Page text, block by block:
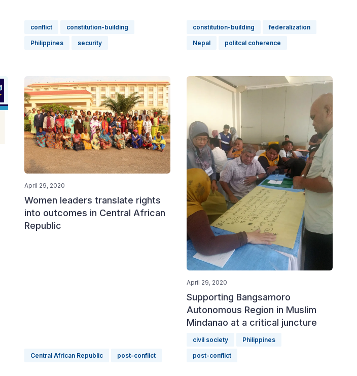
conflict constitution-building
Philippines security
constitution-building federalization
Nepal politcal coherence
April 29, 2020
Women leaders translate rights
into outcomes in Central African
Republic
Central African Republic post-conflict
April 29, 2020
Supporting Bangsamoro
Autonomous Region in Muslim
Mindanao at a critical juncture
civil society Philippines
post-conflict